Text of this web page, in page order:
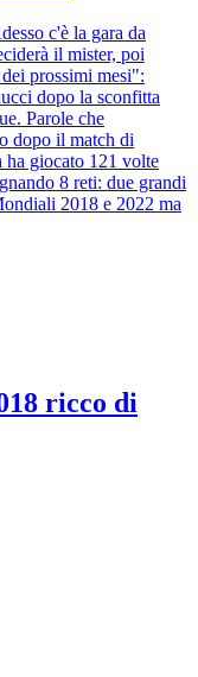
c'è la gara da
il mister, poi
prossimi mesi":
dopo la sconfitta
Parole che
dopo il match di
ha giocato 121 volte
8 reti: due grandi
2018 e 2022 ma
ricco di